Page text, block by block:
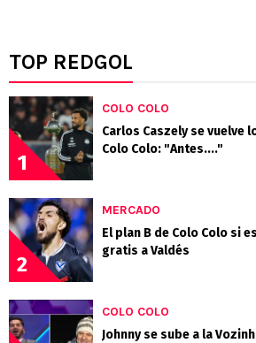
TOP REDGOL
1
COLO COLO
Carlos Caszely se vuelve
Colo Colo: "Antes...."
2
MERCADO
El plan B de Colo Colo si
gratis a Valdés
COLO COLO
Johnny se sube a la